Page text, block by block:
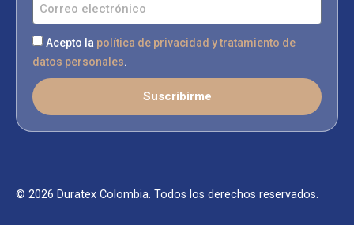
Acepto la política de privacidad y tratamiento de
datos personales.
Suscribirme
© 2026 Duratex Colombia. Todos los derechos reservados.